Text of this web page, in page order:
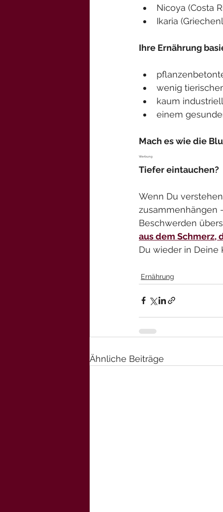
Nicoya (Costa
Ikaria
Ihre Ernährung
wenig
kaum
einem
Mach es wie die
Werbung
Tiefer eintauchen?
Wenn Du
zusammenhängen
Beschwerden
aus dem Schmerz,
Du wieder in Deine
Ernährung
Ähnliche Beiträge